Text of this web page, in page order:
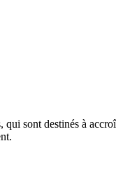
sont destinés à